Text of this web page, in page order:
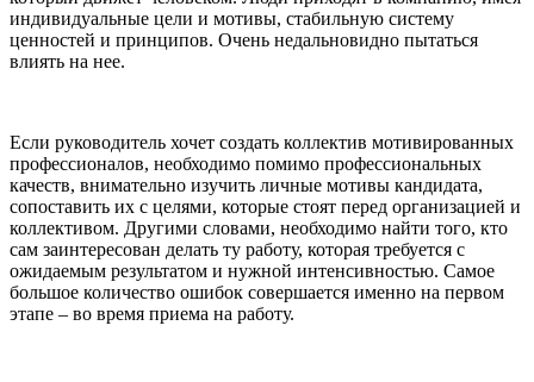
индивидуальные цели и мотивы, стабильную систему
ценностей и принципов. Очень недальновидно пытаться
влиять на нее.
Если руководитель хочет создать коллектив мотивированных
профессионалов, необходимо помимо профессиональных
качеств, внимательно изучить личные мотивы кандидата,
сопоставить их с целями, которые стоят перед организацией и
коллективом. Другими словами, необходимо найти того, кто
сам заинтересован делать ту работу, которая требуется с
ожидаемым результатом и нужной интенсивностью. Самое
большое количество ошибок совершается именно на первом
этапе – во время приема на работу.